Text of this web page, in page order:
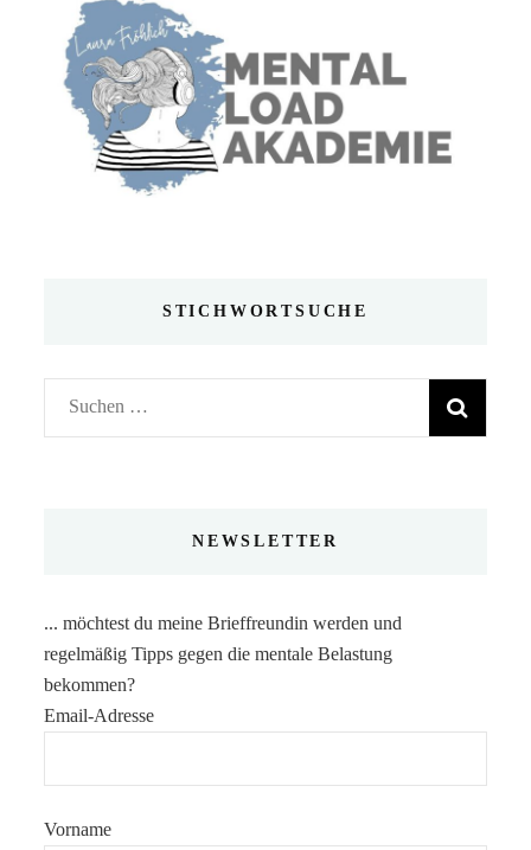
STICHWORTSUCHE
Suchen
nach:
NEWSLETTER
... möchtest du meine Brieffreundin werden und
regelmäßig Tipps gegen die mentale Belastung
bekommen?
Email-Adresse
Vorname